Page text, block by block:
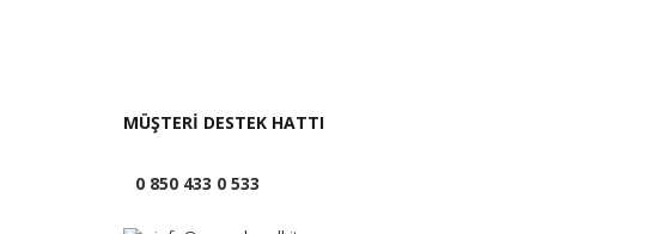
MÜŞTERİ DESTEK HATTI
0 850 433 0 533